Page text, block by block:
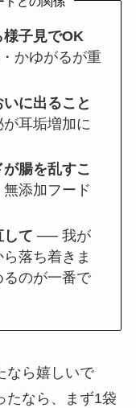
様子見でOK
かゆがるが重
に出ること
耳垢増加に
腸を乱すこ
添加フード
して ── 我が
落ち着きま
るのが一番で
なら嬉しいで
たなら、まず1袋